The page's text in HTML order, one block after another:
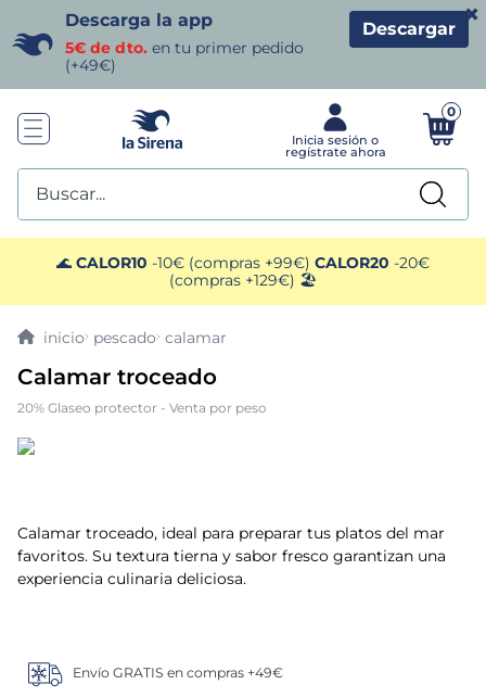
Descarga la app
5€ de dto. en tu primer pedido
(+49€)
Descargar
×
0
Buscar...
🌊 CALOR10 -10€ (compras +99€) CALOR20 -20€
(compras +129€) 🏖️
pescado calamar
Calamar troceado
20% Glaseo protector - Venta por peso
Calamar troceado, ideal para preparar tus platos del mar
favoritos. Su textura tierna y sabor fresco garantizan una
experiencia culinaria deliciosa.
Envío GRATIS en compras +49€
TÉRMINOS MÁS BUSCADOS
1. helados sirena
3. patatas
6. croquetas
8. gambon